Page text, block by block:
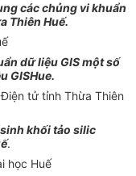
các chủng vikhuẩn
Thiên Huế.
dữ liệu GIS một số
GISHue.
tử tỉnh Thừa Thiên
khối tảo silic
.
học Huế